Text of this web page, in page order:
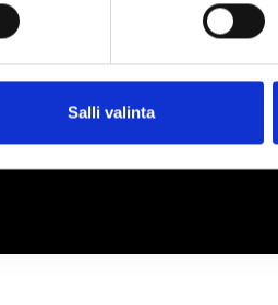
Salli valinta